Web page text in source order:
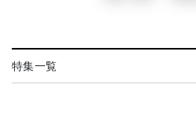
特集一覧